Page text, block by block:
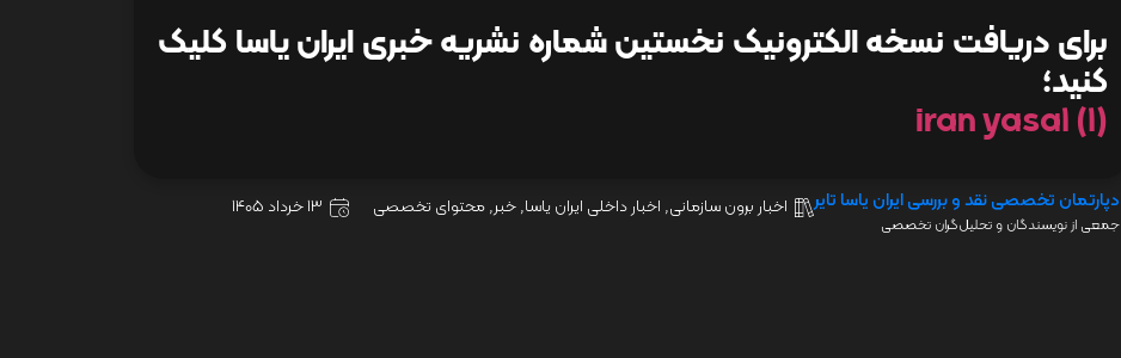
برای دریافت نسخه الکترونیک نخستین شماره نشریه خبری ایران یاسا کلیک
کنید؛
iran yasa1 (1)
دپارتمان تخصصی نقد و بررسی ایران یاسا تایر
جمعی از نویسندگان و تحلیل‌گران تخصصی
اخبار برون سازمانی, اخبار داخلی ایران یاسا,خبر,محتوای تخصصی 13 خرداد 1405